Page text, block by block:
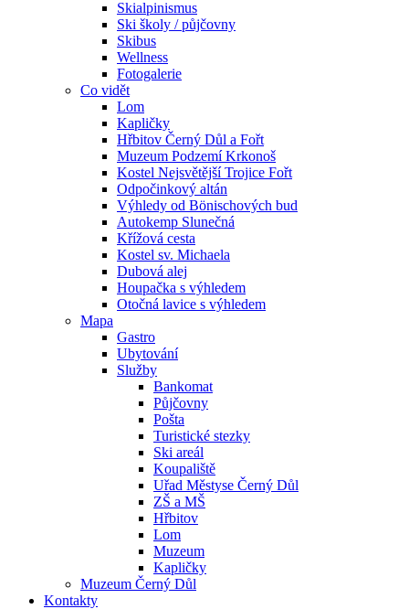
Skialpinismus
Ski školy / půjčovny
Skibus
Wellness
Fotogalerie
Co vidět
Lom
Kapličky
Hřbitov Černý Důl a Fořt
Muzeum Podzemí Krkonoš
Kostel Nejsvětější Trojice Fořt
Odpočinkový altán
Výhledy od Bönischových bud
Autokemp Slunečná
Křížová cesta
Kostel sv. Michaela
Dubová alej
Houpačka s výhledem
Otočná lavice s výhledem
Mapa
Gastro
Ubytování
Služby
Bankomat
Půjčovny
Pošta
Turistické stezky
Ski areál
Koupaliště
Uřad Městyse Černý Důl
ZŠ a MŠ
Hřbitov
Lom
Muzeum
Kapličky
Muzeum Černý Důl
Kontakty